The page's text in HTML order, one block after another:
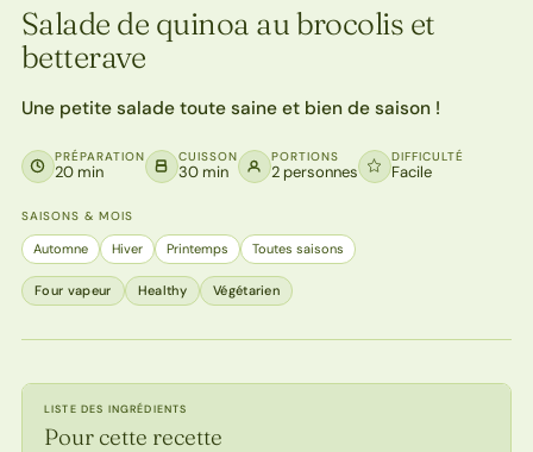
Salade de quinoa au brocolis et
betterave
Une petite salade toute saine et bien de saison !
PRÉPARATION
20 min
CUISSON
30 min
PORTIONS
2 personnes
DIFFICULTÉ
Facile
SAISONS & MOIS
Automne Hiver Printemps Toutes saisons
Four vapeur Healthy Végétarien
LISTE DES INGRÉDIENTS
Pour cette recette